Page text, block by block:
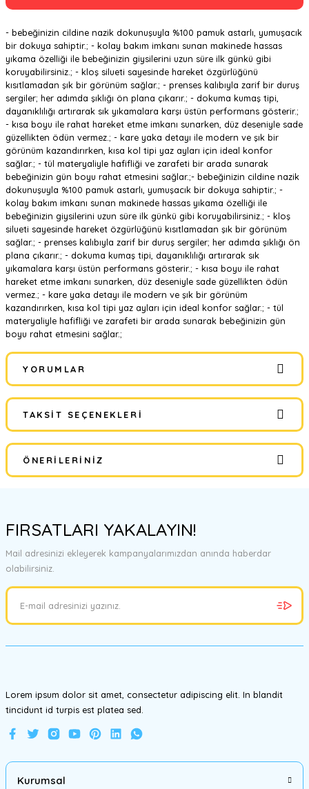
- bebeğinizin cildine nazik dokunuşuyla %100 pamuk astarlı, yumuşacık
bir dokuya sahiptir.; - kolay bakım imkanı sunan makinede hassas
yıkama özelliği ile bebeğinizin giysilerini uzun süre ilk günkü gibi
koruyabilirsiniz.; - kloş silueti sayesinde hareket özgürlüğünü
kısıtlamadan şık bir görünüm sağlar.; - prenses kalıbıyla zarif bir duruş
sergiler; her adımda şıklığı ön plana çıkarır.; - dokuma kumaş tipi,
dayanıklılığı artırarak sık yıkamalara karşı üstün performans gösterir.;
- kısa boyu ile rahat hareket etme imkanı sunarken, düz deseniyle sade
güzellikten ödün vermez.; - kare yaka detayı ile modern ve şık bir
görünüm kazandırırken, kısa kol tipi yaz ayları için ideal konfor
sağlar.; - tül materyaliyle hafifliği ve zarafeti bir arada sunarak
bebeğinizin gün boyu rahat etmesini sağlar.;- bebeğinizin cildine nazik
dokunuşuyla %100 pamuk astarlı, yumuşacık bir dokuya sahiptir.; -
kolay bakım imkanı sunan makinede hassas yıkama özelliği ile
bebeğinizin giysilerini uzun süre ilk günkü gibi koruyabilirsiniz.; - kloş
silueti sayesinde hareket özgürlüğünü kısıtlamadan şık bir görünüm
sağlar.; - prenses kalıbıyla zarif bir duruş sergiler; her adımda şıklığı ön
plana çıkarır.; - dokuma kumaş tipi, dayanıklılığı artırarak sık
yıkamalara karşı üstün performans gösterir.; - kısa boyu ile rahat
hareket etme imkanı sunarken, düz deseniyle sade güzellikten ödün
vermez.; - kare yaka detayı ile modern ve şık bir görünüm
kazandırırken, kısa kol tipi yaz ayları için ideal konfor sağlar.; - tül
materyaliyle hafifliği ve zarafeti bir arada sunarak bebeğinizin gün
boyu rahat etmesini sağlar.;
YORUMLAR
Bu ürüne ilk yorumu siz yapın!
TAKSIT SEÇENEKLERI
ÖNERILERINIZ
tarafımıza iletebilirsiniz.
Görüş ve önerileriniz için teşekkür ederiz.
Ürün resmi kalitesiz, bozuk veya görüntülenemiyor.
Ürün bilgilerinde hatalar bulunuyor.
FIRSATLARI YAKALAYIN!
Mail adresinizi ekleyerek kampanyalarımızdan anında haberdar
olabilirsiniz.
Lorem ipsum dolor sit amet, consectetur adipiscing elit. In blandit
tincidunt id turpis est platea sed.
Kurumsal